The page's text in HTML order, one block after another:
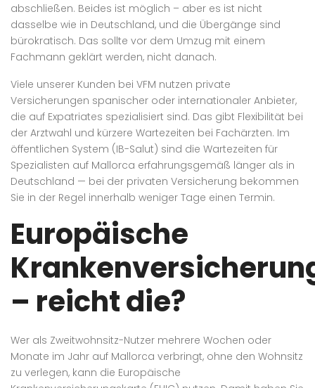
abschließen. Beides ist möglich – aber es ist nicht
dasselbe wie in Deutschland, und die Übergänge sind
bürokratisch. Das sollte vor dem Umzug mit einem
Fachmann geklärt werden, nicht danach.
Viele unserer Kunden bei VFM nutzen private
Versicherungen spanischer oder internationaler Anbieter,
die auf Expatriates spezialisiert sind. Das gibt Flexibilität bei
der Arztwahl und kürzere Wartezeiten bei Fachärzten. Im
öffentlichen System (IB-Salut) sind die Wartezeiten für
Spezialisten auf Mallorca erfahrungsgemäß länger als in
Deutschland — bei der privaten Versicherung bekommen
Sie in der Regel innerhalb weniger Tage einen Termin.
Europäische
– reicht die?
Wer als Zweitwohnsitz-Nutzer mehrere Wochen oder
Monate im Jahr auf Mallorca verbringt, ohne den Wohnsitz
zu verlegen, kann die Europäische